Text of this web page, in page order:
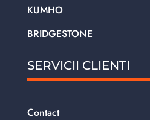
KUMHO
BRIDGESTONE
SERVICII CLIENTI
Contact